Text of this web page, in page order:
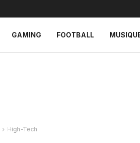
GAMING FOOTBALL
High-Tech